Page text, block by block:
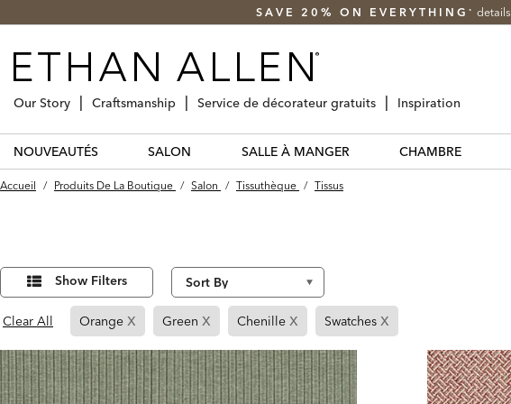
SAVE 20% ON EVERYTHING * details
Our Story Craftsmanship Service de décorateur gratuits Inspiration
NOUVEAUTÉS SALON SALLE À MANGER CHAMBRE
Accueil / Produits De La Boutique / Salon / Tissuthèque / Tissus
Affiner
résultats
par :
10
Results Show Filters
Clear All Orange x Page
Refined
By
Orange
Green x Page
Refined
By
Green
Chenille x
Refined
By
Chenille
Swatches x
Refined
Swatches